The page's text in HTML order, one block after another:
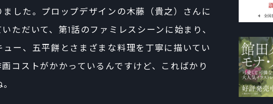
した。プロップデザインの木藤（貴之）さんに
ただいて、第1話のファミレスシーンに始まり、
ー、五平餅とさまざまな料理を丁寧に描いてい
コストがかかっているんですけど、こればかり